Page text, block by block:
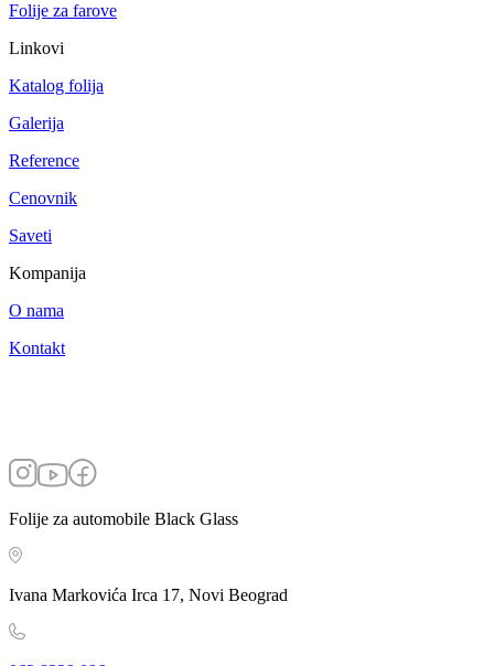
Folije za farove
Linkovi
Katalog folija
Galerija
Reference
Cenovnik
Saveti
Kompanija
O nama
Kontakt
Folije za automobile Black Glass
Ivana Markovića Irca 17, Novi Beograd